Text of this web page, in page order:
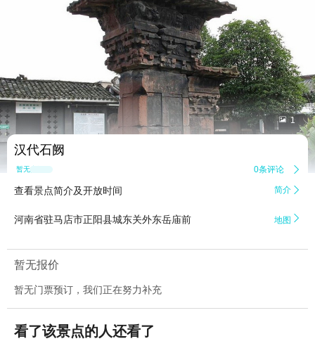
 1
汉代石阙
暂无点评 0条评论 
查看景点简介及开放时间 简介 
河南省驻马店市正阳县城东关外东岳庙前 地图 
暂无报价
暂无门票预订，我们正在努力补充
看了该景点的人还看了